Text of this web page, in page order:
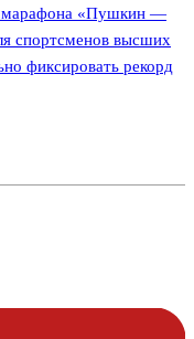
марафона «Пушкин —
спортсменов высших
фиксировать рекорд